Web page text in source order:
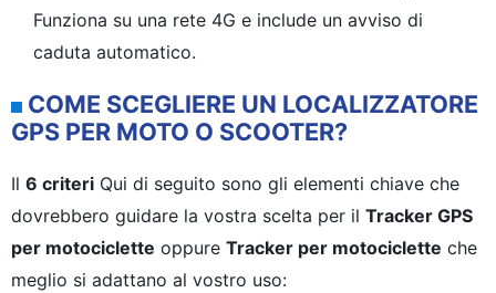
Funziona su una rete 4G e include un avviso di
caduta automatico.
COME SCEGLIERE UN LOCALIZZATORE
GPS PER MOTO O SCOOTER?
Il 6 criteri Qui di seguito sono gli elementi chiave che
dovrebbero guidare la vostra scelta per il Tracker GPS
per motociclette oppure Tracker per motociclette che
meglio si adattano al vostro uso: